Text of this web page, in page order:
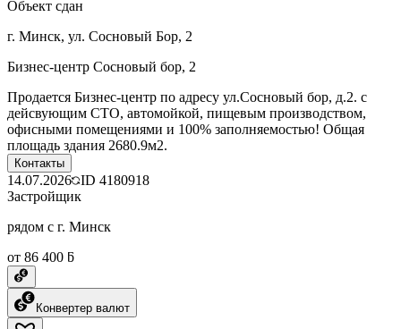
Объект сдан
г. Минск, ул. Сосновый Бор, 2
Бизнес-центр Сосновый бор, 2
Продается Бизнес-центр по адресу ул.Сосновый бор, д.2. с
дейсвующим СТО, автомойкой, пищевым производством,
офисными помещениями и 100% заполняемостью! Общая
площадь здания 2680.9м2.
Контакты
14.07.2026 ID 4180918
Застройщик
рядом с г. Минск
от 86 400 ƃ
Конвертер валют